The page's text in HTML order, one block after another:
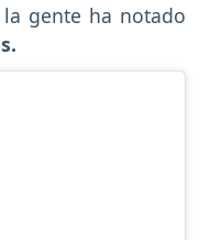
gente ha notado